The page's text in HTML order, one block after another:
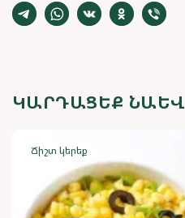
ԿԱՐԴԱՑԵՔ ՆԱԵՎ
Ճիշտ կերեք